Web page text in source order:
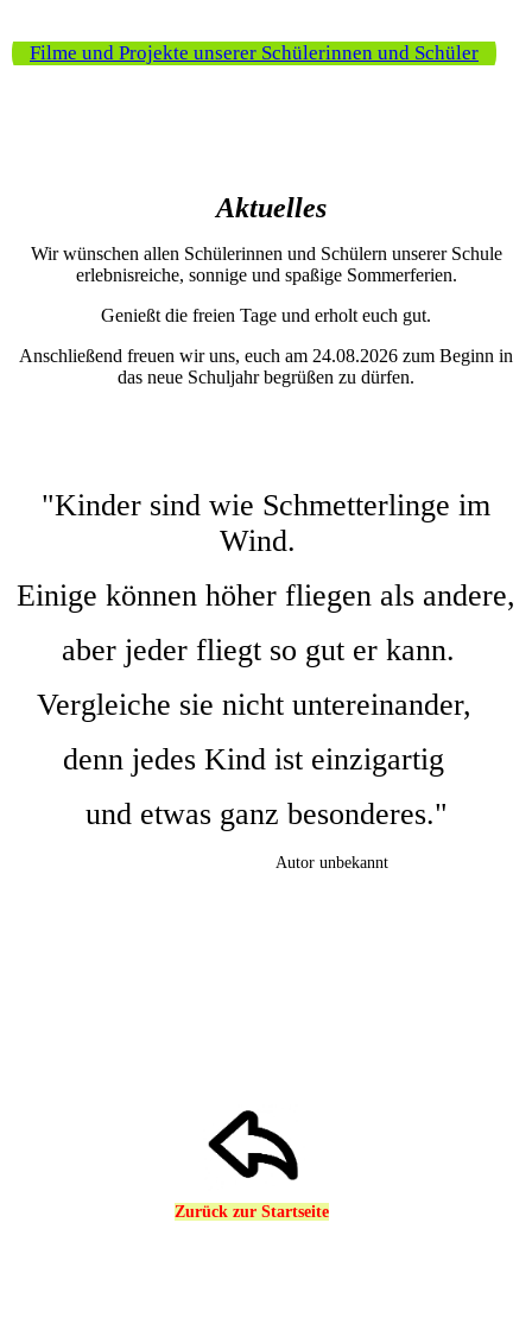
Filme und Projekte unserer Schülerinnen und Schüler
Aktuelles
Wir wünschen allen Schülerinnen und Schülern unserer Schule
erlebnisreiche, sonnige und spaßige Sommerferien.
Genießt die freien Tage und erholt euch gut.
Anschließend freuen wir uns, euch am 24.08.2026 zum Beginn in
das neue Schuljahr begrüßen zu dürfen.
"Kinder sind wie Schmetterlinge im
Wind.
Einige können höher fliegen als andere,
aber jeder fliegt so gut er kann.
Vergleiche sie nicht untereinander,
denn jedes Kind ist einzigartig
und etwas ganz besonderes."
Autor unbekannt
Zurück zur Startseite